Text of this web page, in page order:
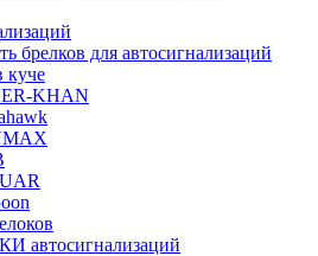
брелков для автосигнализаций
куче
KHAN
автосигнализаций